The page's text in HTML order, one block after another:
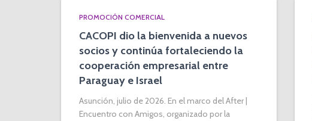
PROMOCIÓN COMERCIAL
CACOPI dio la bienvenida a nuevos
socios y continúa fortaleciendo la
cooperación empresarial entre
Paraguay e Israel
Asunción, julio de 2026. En el marco del After |
Encuentro con Amigos, organizado por la